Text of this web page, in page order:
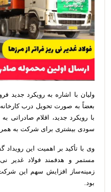
ولیان با اشاره به رویکرد جدید
بعضاً به صورت تحویل درب
سودی بیشتری برای شرکت به
وی با تأکید بر اهمیت این
مستمر و هدفمند فولاد غدیر
زمینه‌ساز افزایش سهم این شرکت
بود.